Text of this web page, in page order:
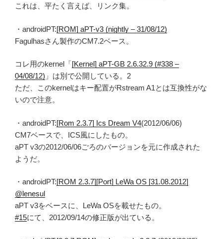
これは、平たく言えば、リンク集。
・androidPT:[ROM] aPT-v3 (nightly – 31/08/12)
Fagulhasさん製作のCM7.2ベース。
コレ用のkernel「[Kernel] aPT-GB 2.6.32.9 (#338 –
04/08/12) 」は別で公開している。2
ただ、このkernelはキー配置がRstream A1とは互換性がな
いので注意。
・androidPT:[Rom 2.3.7] Ics Dream V4(2012/06/06)
CM7ベースで、ICS風にしたもの。
aPT v3の2012/06/06ごろのバージョンを元に作成された
ようだ。
・androidPT:[ROM 2.3.7][Port] LeWa OS [31.08.2012]
@lenesul
aPT v3をベースに、LeWa OSを載せたもの。
#15にて、2012/09/14の修正版が出ている。